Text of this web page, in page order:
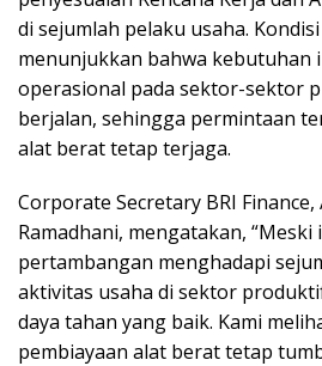
di sejumlah pelaku usaha.
menunjukkan bahwa kebutuhan
operasional pada sektor-sektor
berjalan, sehingga permintaan
alat berat tetap terjaga.
Corporate Secretary BRI Finance,
Ramadhani, mengatakan, “Meski
pertambangan menghadapi
aktivitas usaha di sektor
daya tahan yang baik. Kami
pembiayaan alat berat tetap